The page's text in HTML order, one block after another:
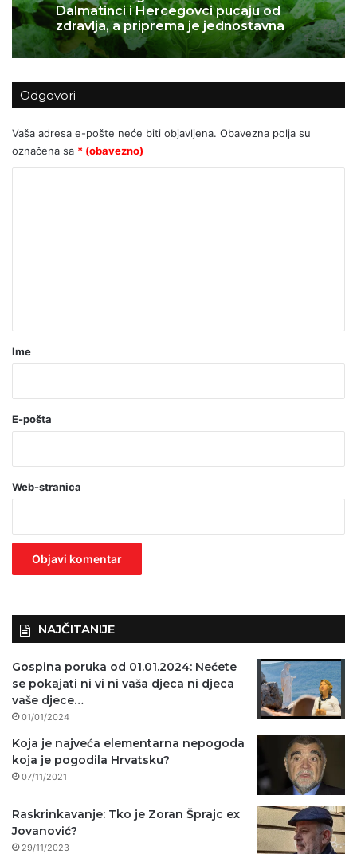
Sočni tiramisu s jagodama
Odgovori
Vaša adresa e-pošte neće biti objavljena. Obavezna polja su
označena sa * (obavezno)
r
o
a
v
z
Ime
E-pošta
Web-stranica
NAJČITANIJE
Gospina poruka od 01.01.2024: Nećete
se pokajati ni vi ni vaša djeca ni djeca
vaše djece…
01/01/2024
Koja je najveća elementarna nepogoda
koja je pogodila Hrvatsku?
07/11/2021
Raskrinkavanje: Tko je Zoran Šprajc ex
Jovanović?
29/11/2023